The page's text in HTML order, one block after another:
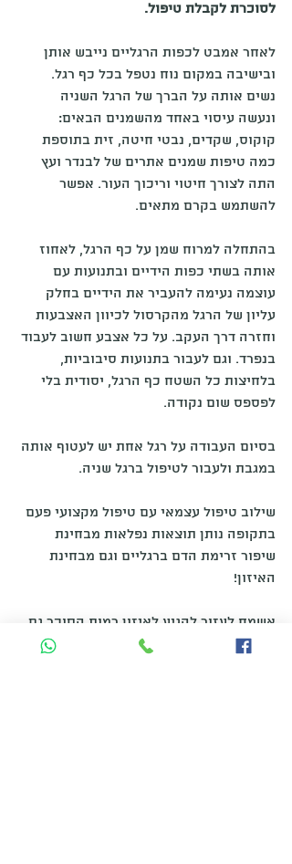
לסוכרת לקבלת טיפול.
לאחר אמבט לכפות הרגליים נייבש אותן
ובישיבה במקום נוח נטפל בכל כף רגל.
נשים אותה על הברך של הרגל השניה
ונעשה עיסוי באחד מהשמנים הבאים:
קוקוס, שקדים, נבטי חיטה, זית בתוספת
כמה טיפות שמנים אתרים של לבנדר ועץ
התה לצורך חיטוי וריכוך העור. אפשר
להשתמש בקרם מתאים.
בהתחלה למרוח שמן על כף הרגל, לאחוז
אותה בשתי כפות הידיים ובתנועות עם
עוצמה נעימה להעביר את הידיים בחלק
עליון של הרגל מהקרסול לכיוון האצבעות
וחזרה דרך העקב. על כל אצבע חשוב לעבוד
בנפרד. וגם לעבור בתנועות סיבוביות,
בלחיצות כל השטח כף הרגל, יסודית בלי
לפספס שום נקודה.
בסיום העבודה על רגל אחת יש לעטוף אותה
במגבת ולעבור לטיפול ברגל שניה.
שילוב טיפול עצמאי עם טיפול מקצועי פעם
בתקופה נותן תוצאות נפלאות מבחינת
שיפור זרימת הדם ברגליים וגם מבחינת
האיזון!
אשמח לעזור להגיע לאיזון רמות הסוכר גם
דרך שינוי תזונתי והתאמה של תוספי תזונה!